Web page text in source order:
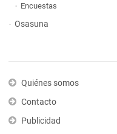
Encuestas
Osasuna
Quiénes somos
Contacto
Publicidad